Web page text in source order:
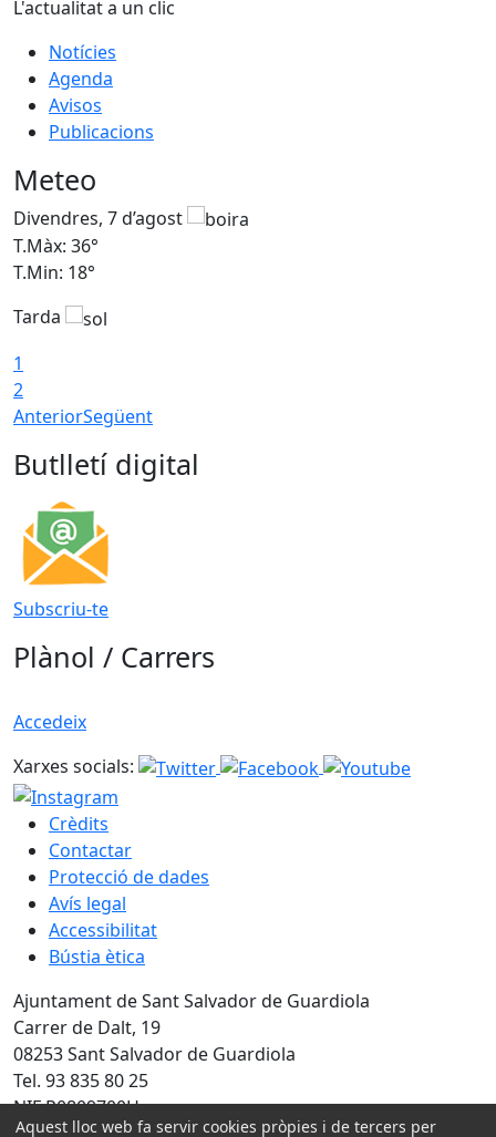
L'actualitat a un clic
Notícies
Agenda
Avisos
Publicacions
Meteo
Divendres, 7 d’agost
T.Màx: 36°
T.Min: 18°
Tarda
1
2
AnteriorSegüent
Butlletí digital
Subscriu-te
Plànol / Carrers
Accedeix
Xarxes socials:
Crèdits
Contactar
Protecció de dades
Avís legal
Accessibilitat
Bústia ètica
Ajuntament de Sant Salvador de Guardiola
Carrer de Dalt, 19
08253 Sant Salvador de Guardiola
Tel. 93 835 80 25
NIF P0809700H
Aquest lloc web fa servir cookies pròpies i de tercers per